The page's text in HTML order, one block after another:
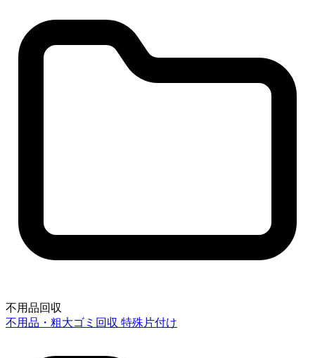
不用品回収
不用品・粗大ゴミ回収 特殊片付け